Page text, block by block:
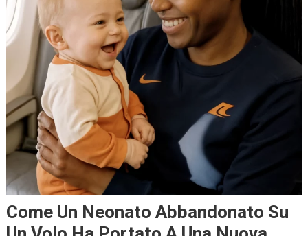
Come Un Neonato Abbandonato Su